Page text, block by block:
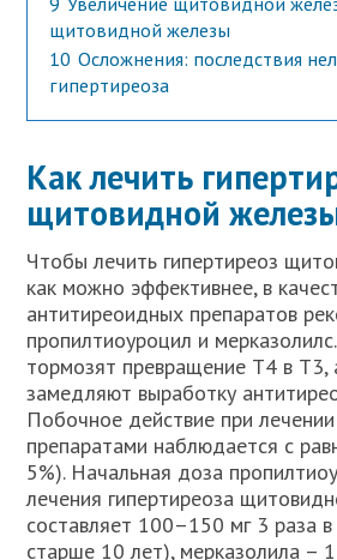
щитовидной железы
10 Осложнения: последствия
гипертиреоза
Как лечить
щитовидной
Чтобы лечить гипертиреоз
как можно эффективнее, в
антитиреоидных препаратов
пропилтиоуроцил и
тормозят превращение Т4 в Т3,
замедляют выработку
Побочное действие при
препаратами наблюдается с
5%). Начальная доза
лечения гипертиреоза
составляет 100–150 мг 3 раза
старше 10 лет), мерказолила –